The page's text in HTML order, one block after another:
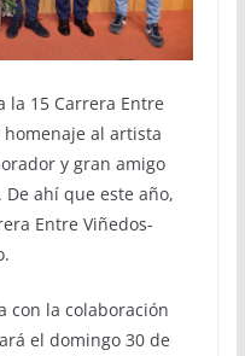
la 15 Carrera Entre
al artista
y gran amigo
De ahí que este año,
Entre Viñedos-
con la colaboración
el domingo 30 de